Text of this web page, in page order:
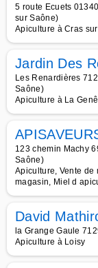
5 route Ecuets
sur Saône)
Apiculture à Cras
Jardin Des
Les Renardières
Saône)
Apiculture à La
123 chemin Machy
Saône)
Apiculture, Vente de
magasin, Miel d
David
la Grange Gaule
Apiculture à Loisy